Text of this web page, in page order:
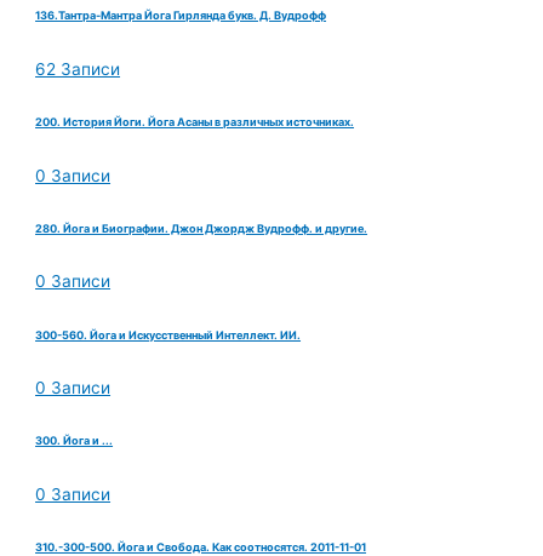
136.Тантра-Мантра Йога Гирлянда букв. Д. Вудрофф
62 Записи
200. История Йоги. Йога Асаны в различных источниках.
0 Записи
280. Йога и Биографии. Джон Джордж Вудрофф. и другие.
0 Записи
300-560. Йога и Искусственный Интеллект. ИИ.
0 Записи
300. Йога и ...
0 Записи
310.-300-500. Йога и Свобода. Как соотносятся. 2011-11-01